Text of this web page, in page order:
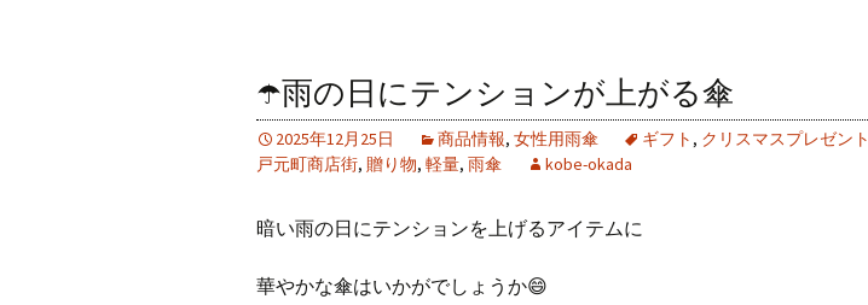
☂️雨の日にテンションが上がる傘
2025年12月25日 商品情報, 女性用雨傘 ギフト , クリスマスプレゼント
戸元町商店街, 贈り物, 軽量, 雨傘 kobe-okada
暗い雨の日にテンションを上げるアイテムに
華やかな傘はいかがでしょうか😄